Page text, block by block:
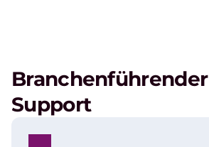
Support